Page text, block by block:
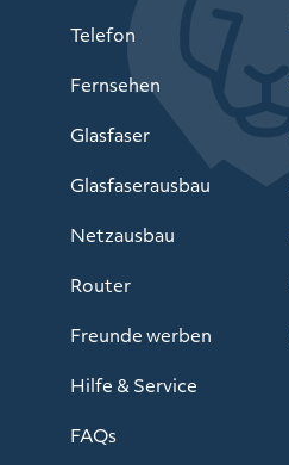
Telefon
Fernsehen
Glasfaser
Glasfaserausbau
Netzausbau
Router
Freunde werben
Hilfe & Service
FAQs